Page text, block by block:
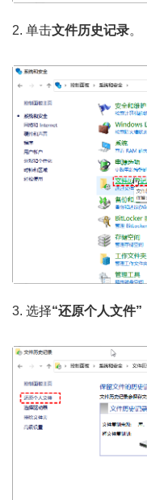
2. 单击文件历史记录。
3. 选择“还原个人文件”